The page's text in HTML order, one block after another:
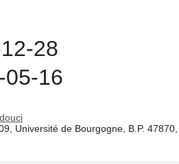
28
05-16
Université de Bourgogne, B.P.